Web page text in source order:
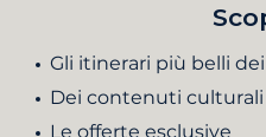
Gli itinerari più belli
Dei contenuti culturali
Le offerte esclusive